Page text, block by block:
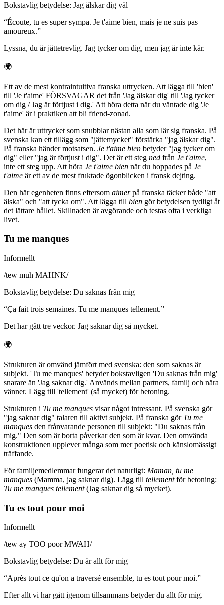
Bokstavlig betydelse: Jag älskar dig väl
“Écoute, tu es super sympa. Je t'aime bien, mais je ne suis pas
amoureux.”
Lyssna, du är jättetrevlig. Jag tycker om dig, men jag är inte kär.
🌍
Ett av de mest kontraintuitiva franska uttrycken. Att lägga till 'bien'
till 'Je t'aime' FÖRSVAGAR det från 'Jag älskar dig' till 'Jag tycker
om dig / Jag är förtjust i dig.' Att höra detta när du väntade dig 'Je
t'aime' är i praktiken att bli friend-zonad.
Det här är uttrycket som snubblar nästan alla som lär sig franska. På
svenska kan ett tillägg som "jättemycket" förstärka "jag älskar dig".
På franska händer motsatsen. Je t'aime bien betyder "jag tycker om
dig" eller "jag är förtjust i dig". Det är ett steg ned från Je t'aime,
inte ett steg upp. Att höra Je t'aime bien när du hoppades på Je
t'aime är ett av de mest fruktade ögonblicken i fransk dejting.
Den här egenheten finns eftersom aimerpå franska täcker både "att
älska" och "att tycka om". Att lägga till bien gör betydelsen tydligt åt
det lättare hållet. Skillnaden är avgörande och testas ofta i verkliga
livet.
Tu me manques
Informellt
/tew muh MAHNK/
Bokstavlig betydelse: Du saknas från mig
“Ça fait trois semaines. Tu me manques tellement.”
Det har gått tre veckor. Jag saknar dig så mycket.
🌍
Strukturen är omvänd jämfört med svenska: den som saknas är
subjekt. 'Tu me manques' betyder bokstavligen 'Du saknas från mig'
snarare än 'Jag saknar dig.' Används mellan partners, familj och nära
vänner. Lägg till 'tellement' (så mycket) för betoning.
Strukturen i Tu me manques visar något intressant. På svenska gör
"jag saknar dig" talaren till aktivt subjekt. På franska gör Tu me
manques den frånvarande personen till subjekt: "Du saknas från
mig." Den som är borta påverkar den som är kvar. Den omvända
konstruktionen upplever många som mer poetisk och känslomässigt
träffande.
För familjemedlemmar fungerar det naturligt: Maman, tu me
manques (Mamma, jag saknar dig). Lägg till tellementför betoning:
Tu me manques tellement(Jag saknar dig så mycket).
Tu es tout pour moi
Informellt
/tew ay TOO poor MWAH/
Bokstavlig betydelse: Du är allt för mig
“Après tout ce qu'on a traversé ensemble, tu es tout pour moi.”
Efter allt vi har gått igenom tillsammans betyder du allt för mig.